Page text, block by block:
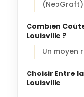
(NeoGraft)
Combien
Louisville ?
Un moyen
Choisir Entre la
Louisville